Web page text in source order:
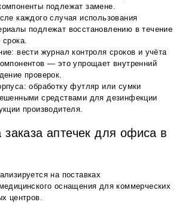
подлежат замене.
каждого случая использования
подлежат восстановлению в течение
вести журнал контроля сроков и учёта
— это упрощает внутренний
проверок.
обработку футляр или сумки
средствами для дезинфекции
производителя.
аптечек для офиса в
на поставках
оснащения для коммерческих
центров.